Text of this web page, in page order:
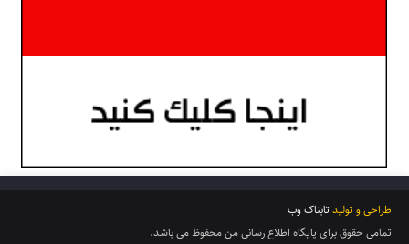
طراحی و تولیدتابناک وب
تمامی حقوق برای پایگاه اطلاع رسانی من محفوظ می باشد.